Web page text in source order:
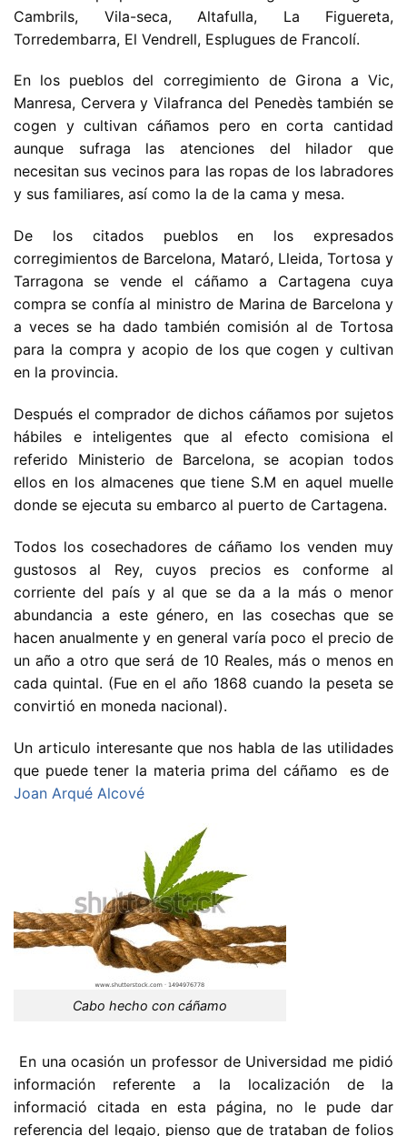
Cambrils, Vila-seca, Altafulla, La Figuereta,
Torredembarra, El Vendrell, Esplugues de Francolí.
En los pueblos del corregimiento de Girona a Vic,
Manresa, Cervera y Vilafranca del Penedès también se
cogen y cultivan cáñamos pero en corta cantidad
aunque sufraga las atenciones del hilador que
necesitan sus vecinos para las ropas de los labradores
y sus familiares, así como la de la cama y mesa.
De los citados pueblos en los expresados
corregimientos de Barcelona, Mataró, Lleida, Tortosa y
Tarragona se vende el cáñamo a Cartagena cuya
compra se confía al ministro de Marina de Barcelona y
a veces se ha dado también comisión al de Tortosa
para la compra y acopio de los que cogen y cultivan
en la provincia.
Después el comprador de dichos cáñamos por sujetos
hábiles e inteligentes que al efecto comisiona el
referido Ministerio de Barcelona, se acopian todos
ellos en los almacenes que tiene S.M en aquel muelle
donde se ejecuta su embarco al puerto de Cartagena.
Todos los cosechadores de cáñamo los venden muy
gustosos al Rey, cuyos precios es conforme al
corriente del país y al que se da a la más o menor
abundancia a este género, en las cosechas que se
hacen anualmente y en general varía poco el precio de
un año a otro que será de 10 Reales, más o menos en
cada quintal. (Fue en el año 1868 cuando la peseta se
convirtió en moneda nacional).
Un articulo interesante que nos habla de las utilidades
que puede tener la materia prima del cáñamo es de
Joan Arqué Alcové
Cabo hecho con cáñamo
En una ocasión un professor de Universidad me pidió
información referente a la localización de la
informació citada en esta página, no le pude dar
referencia del legajo, pienso que de trataban de folios